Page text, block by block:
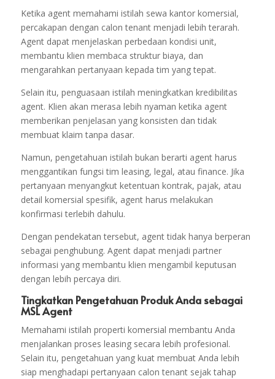
Ketika agent memahami istilah sewa kantor komersial,
percakapan dengan calon tenant menjadi lebih terarah.
Agent dapat menjelaskan perbedaan kondisi unit,
membantu klien membaca struktur biaya, dan
mengarahkan pertanyaan kepada tim yang tepat.
Selain itu, penguasaan istilah meningkatkan kredibilitas
agent. Klien akan merasa lebih nyaman ketika agent
memberikan penjelasan yang konsisten dan tidak
membuat klaim tanpa dasar.
Namun, pengetahuan istilah bukan berarti agent harus
menggantikan fungsi tim leasing, legal, atau finance. Jika
pertanyaan menyangkut ketentuan kontrak, pajak, atau
detail komersial spesifik, agent harus melakukan
konfirmasi terlebih dahulu.
Dengan pendekatan tersebut, agent tidak hanya berperan
sebagai penghubung. Agent dapat menjadi partner
informasi yang membantu klien mengambil keputusan
dengan lebih percaya diri.
Tingkatkan Pengetahuan Produk Anda sebagai
MSL Agent
Memahami istilah properti komersial membantu Anda
menjalankan proses leasing secara lebih profesional.
Selain itu, pengetahuan yang kuat membuat Anda lebih
siap menghadapi pertanyaan calon tenant sejak tahap